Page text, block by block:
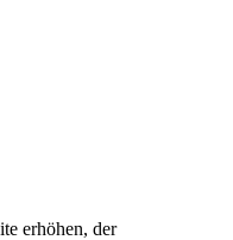
erhöhen, der